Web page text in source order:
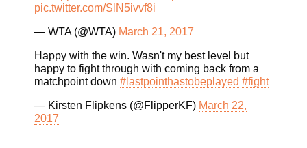
pic.twitter.com/SlN5ivvf8i
— WTA (@WTA) March 21, 2017
Happy with the win. Wasn't my best level but
happy to fight through with coming back from a
matchpoint down #lastpointhastobeplayed #fight
— Kirsten Flipkens (@FlipperKF) March 22,
2017